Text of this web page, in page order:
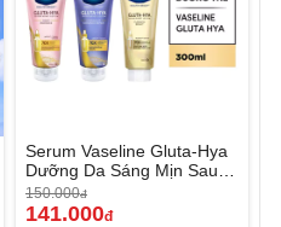
Serum Vaseline Gluta-Hya
Dưỡng Da Sáng Mịn Sau 7
Ngày
150.000đ
141.000đ